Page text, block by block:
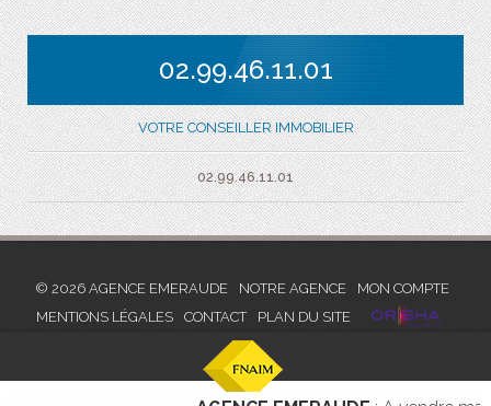
02.99.46.11.01
VOTRE CONSEILLER IMMOBILIER
02.99.46.11.01
© 2026 AGENCE EMERAUDE NOTRE AGENCE
MON COMPTE
MENTIONS LÉGALES
CONTACT PLAN DU SITE